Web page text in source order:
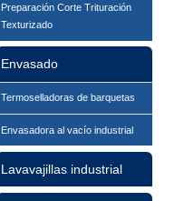
Preparación Corte Trituración
Texturizado
Envasado
Termoselladoras de barquetas
Envasadora al vacío industrial
Lavavajillas industrial